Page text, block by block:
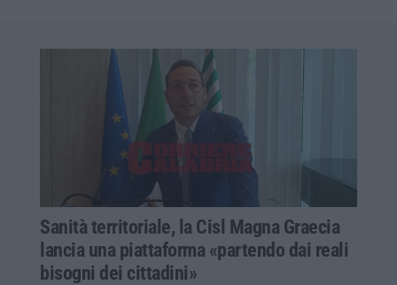
Sanità territoriale, la Cisl Magna Graecia
lancia una piattaforma «partendo dai reali
bisogni dei cittadini»